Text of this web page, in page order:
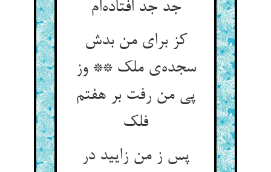
جد جد افتاده‌ام
کز برای من بدش
سجده‌ی ملک ** وز
پی من رفت بر هفتم
فلک
پس ز من زایید در